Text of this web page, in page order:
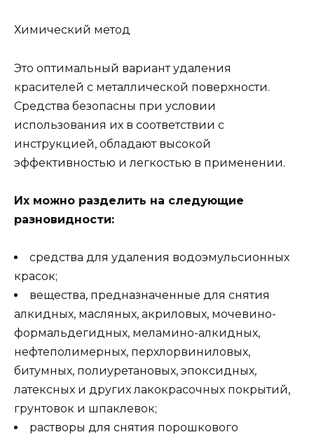
Химический метод
Это оптимальный вариант удаления
красителей с металлической поверхности.
Средства безопасны при условии
использования их в соответствии с
инструкцией, обладают высокой
эффективностью и легкостью в применении.
Их можно разделить на следующие
разновидности:
средства для удаления водоэмульсионных
красок;
вещества, предназначенные для снятия
алкидных, масляных, акриловых, мочевино-
формальдегидных, меламино-алкидных,
нефтеполимерных, перхлорвиниловых,
битумных, полиуретановых, эпоксидных,
латексных и других лакокрасочных покрытий,
грунтовок и шпаклевок;
растворы для снятия порошкового